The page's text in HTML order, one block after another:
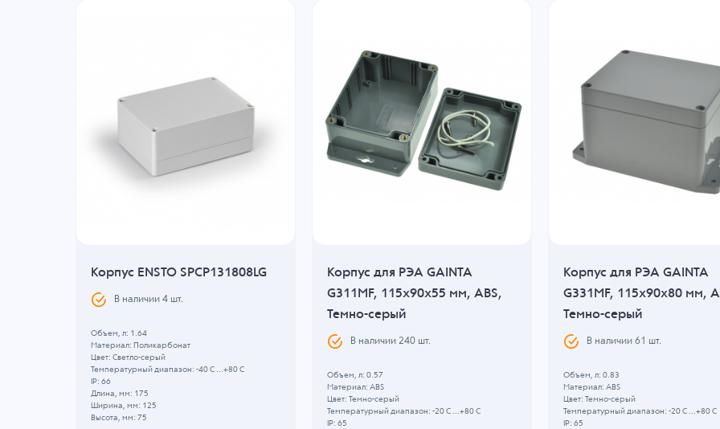
Корпус ENSTO SPCP131808LG
В наличии 4шт.
Объем, л: 1.64
Материал: Поликарбонат
Цвет: Светло-серый
Температурный диапазон: -40 C ...+80 C
IP: 66
Длина, мм: 175
Ширина, мм: 125
Высота, мм: 75
Корпус для РЭА GAINTA
G311MF, 115x90x55 мм, ABS,
Темно-серый
В наличии 240шт.
Объем, л: 0.57
Материал: ABS
Цвет: Темно-серый
Температурный диапазон: -20 C ...+80 C
IP: 65
Корпус для РЭА GAINTA
G331MF, 115x90x80 мм,
Темно-серый
В наличии 61 шт.
Объем, л: 0.83
Материал: ABS
Цвет: Темно-серый
Температурный диапазон: -20 C ...+80 C
IP: 65